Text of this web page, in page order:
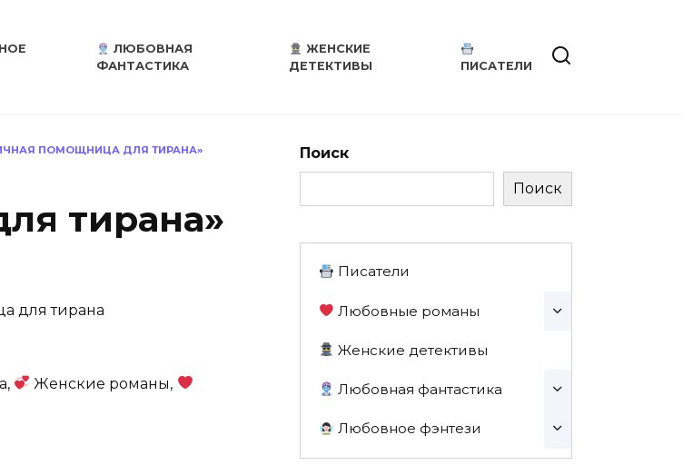
ЛЮБОВНАЯ
ФАНТАСТИКА
ЖЕНСКИЕ
ДЕТЕКТИВЫ
ПИСАТЕЛИ
ПОМОЩНИЦА ДЛЯ ТИРАНА»
тирана»
для тирана
Женские романы,
Поиск
Поиск
Писатели
Любовные романы
Женские детективы
Любовная фантастика
Любовное фэнтези